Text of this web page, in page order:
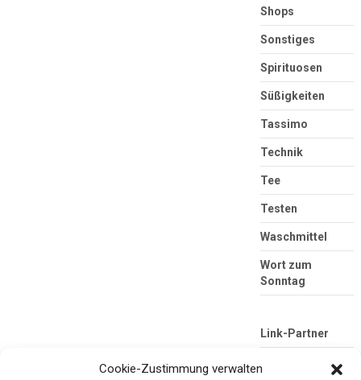
Shops
Sonstiges
Spirituosen
Süßigkeiten
Tassimo
Technik
Tee
Testen
Waschmittel
Wort zum
Sonntag
Link-Partner
Cookie-Zustimmung verwalten